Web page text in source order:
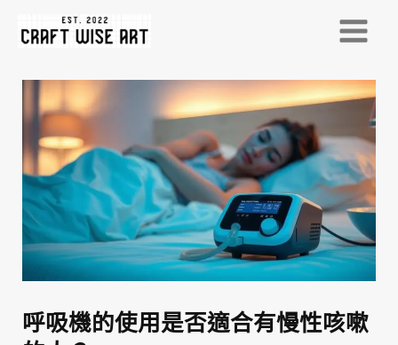
呼吸機的使用是否適合有慢性咳嗽